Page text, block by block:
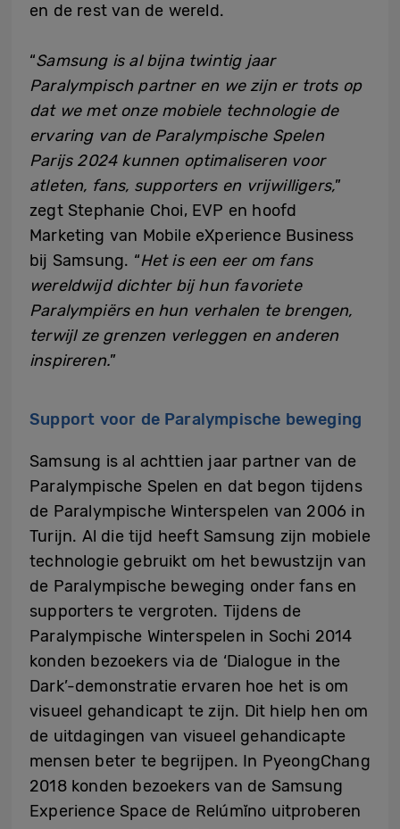
en de rest van de wereld.
“Samsung is al bijna twintig jaar
Paralympisch partner en we zijn er trots op
dat we met onze mobiele technologie de
ervaring van de Paralympische Spelen
Parijs 2024 kunnen optimaliseren voor
atleten, fans, supporters en vrijwilligers,”
zegt Stephanie Choi, EVP en hoofd
Marketing van Mobile eXperience Business
bij Samsung. “Het is een eer om fans
wereldwijd dichter bij hun favoriete
Paralympiërs en hun verhalen te brengen,
terwijl ze grenzen verleggen en anderen
inspireren.”
Support voor de Paralympische beweging
Samsung is al achttien jaar partner van de
Paralympische Spelen en dat begon tijdens
de Paralympische Winterspelen van 2006 in
Turijn. Al die tijd heeft Samsung zijn mobiele
technologie gebruikt om het bewustzijn van
de Paralympische beweging onder fans en
supporters te vergroten. Tijdens de
Paralympische Winterspelen in Sochi 2014
konden bezoekers via de ‘Dialogue in the
Dark’-demonstratie ervaren hoe het is om
visueel gehandicapt te zijn. Dit hielp hen om
de uitdagingen van visueel gehandicapte
mensen beter te begrijpen. In PyeongChang
2018 konden bezoekers van de Samsung
Experience Space de Relúmĭno uitproberen